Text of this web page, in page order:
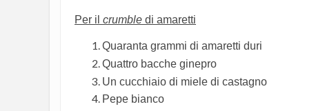
Per il crumble di amaretti
Quaranta grammi di amaretti duri
Quattro bacche ginepro
Un cucchiaio di miele di castagno
Pepe bianco